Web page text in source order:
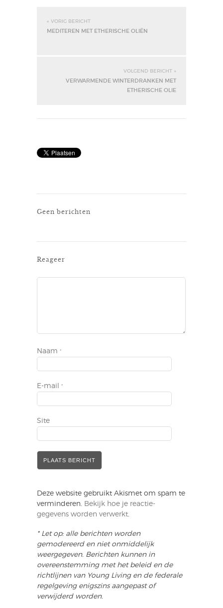
« VORIG BERICHT
MEDITEREN MET ETHERISCHE OLIËN
VOLGEND BERICHT »
VERWARMENDE WINTERDRANKEN MET
ETHERISCHE OLIE
Geen berichten
Reageer
Naam *
E-mail *
Site
Deze website gebruikt Akismet om spam te
verminderen. Bekijk hoe je reactie-
gegevens worden verwerkt.
* Let op: alle berichten worden
gemodereerd en niet onmiddelijk
weergegeven. Berichten kunnen in
overeenstemming met het beleid en de
richtlijnen van Young Living en de federale
regelgeving enigszins aangepast of
verwijderd worden.